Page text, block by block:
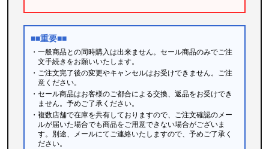
■■重要■■
・一般商品との同時購入は出来ません。セール商品のみでご注
文手続きをお願いいたします。
・ご注文完了後の変更やキャンセルはお受けできません。ご注
意ください。
・セール商品はお客様のご都合による交換、返品をお受けでき
ません。予めご了承ください。
・複数店舗で在庫を共有しておりますので、ご注文確認のメー
ルが届いた場合でも商品をご用意できない場合がございま
す。別途、メールにてご連絡いたしますので、予めご了承く
ださい。